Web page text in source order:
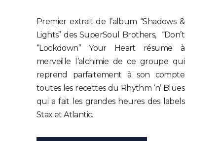
Premier extrait de l’album “Shadows &
Lights” des SuperSoul Brothers, “Don’t
“Lockdown” Your Heart résume à
merveille l’alchimie de ce groupe qui
reprend parfaitement à son compte
toutes les recettes du Rhythm ‘n’ Blues
qui a fait les grandes heures des labels
Stax et Atlantic.